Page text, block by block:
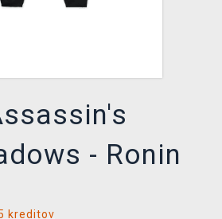
- Ronin
kreditov